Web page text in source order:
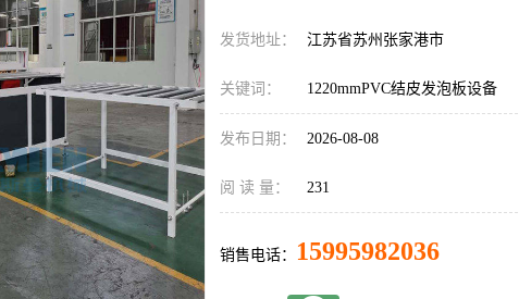
发货地址： 江苏省苏州张家港市
关键词： 1220mmPVC结皮发泡板设备
发布日期： 2026-08-08
阅 读 量： 231
销售电话： 15995982036